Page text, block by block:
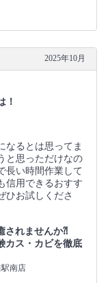
2025年10月
！
なるとは思ってま
と思っただけなの
長い時間作業して
信用できるおすす
ひお試しくださ
されませんか⁈
ス・カビを徹底
南店